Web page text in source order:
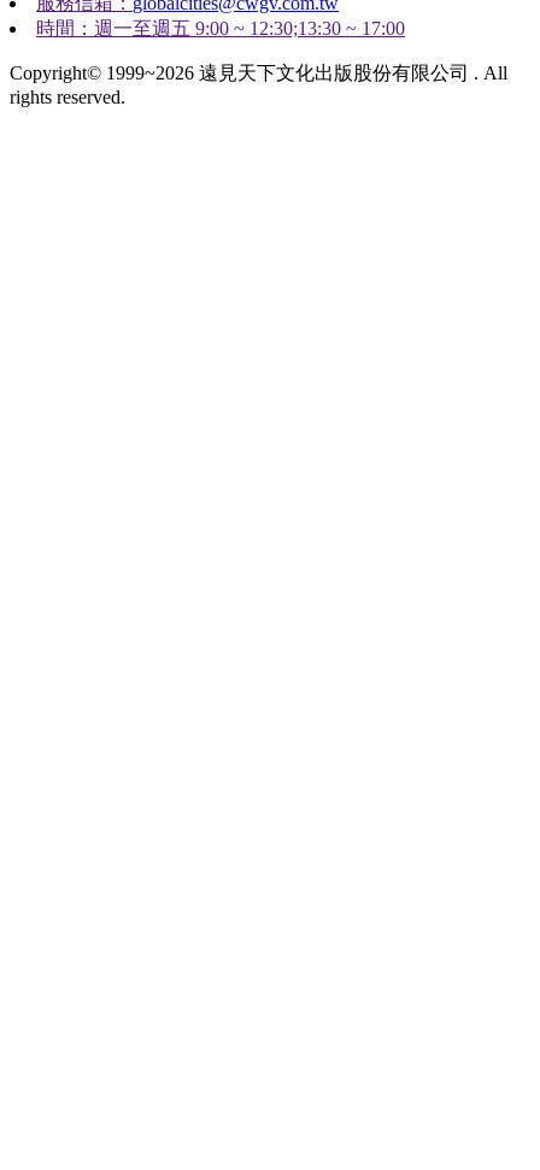
時間：週一至週五 9:00 ~ 12:30;13:30 ~ 17:00
Copyright© 1999~2026 遠見天下文化出版股份有限公司 . All
rights reserved.